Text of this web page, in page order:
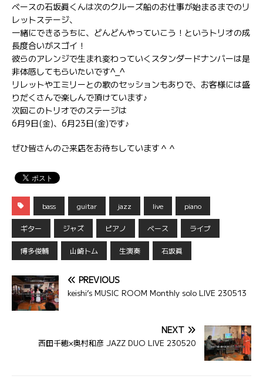
ベースの石坂眞くんは次のクルーズ船のお仕事が始まるまでのリ
レットステージ、
一緒にできるうちに、どんどんやっていこう！というトリオの成
長度合いがスゴイ！
彼らのアレンジで生まれ変わっていくスタンダードナンバーは是
非体感してもらいたいです^_^
リレットやエミリーとの歌のセッションもありで、お客様には盛
りだくさんで楽しんで頂けています♪
次回このトリオでのステージは
6月9日(金)、6月23日(金)です♪
ぜひ皆さんのご来店をお待ちしています＾＾
bass guitar jazz live piano
ギター ジャズ ピアノ ベース ライブ
博多俊輔 山崎トム 生演奏 石坂眞
PREVIOUS
keishi’s MUSIC ROOM Monthly solo LIVE 230513
NEXT
西田千穂×奥村和彦 JAZZ DUO LIVE 230520